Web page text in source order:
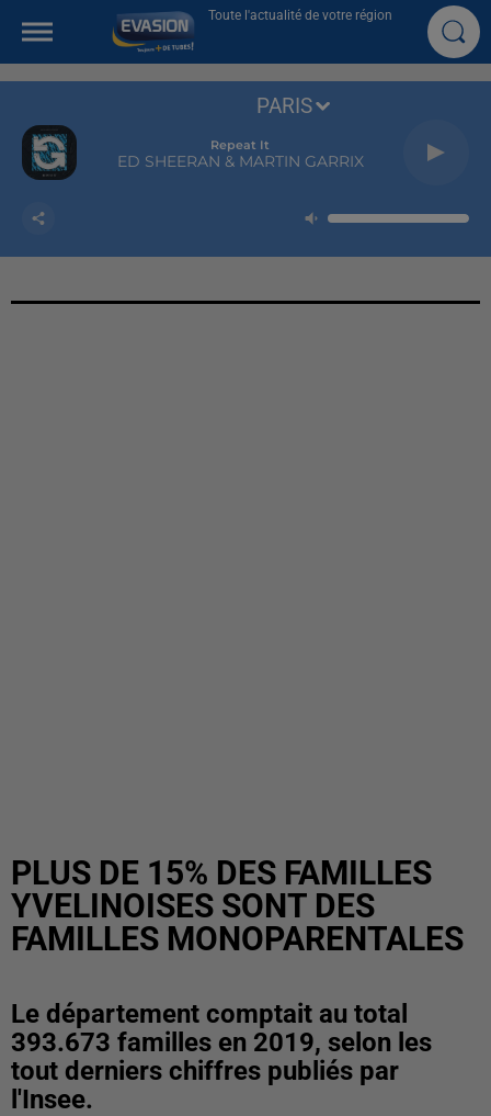
Toute l'actualité de votre région
Repeat It
ED SHEERAN & MARTIN GARRIX
PARIS
PLUS DE 15% DES FAMILLES
YVELINOISES SONT DES
FAMILLES MONOPARENTALES
Le département comptait au total
393.673 familles en 2019, selon les
tout derniers chiffres publiés par
l'Insee.